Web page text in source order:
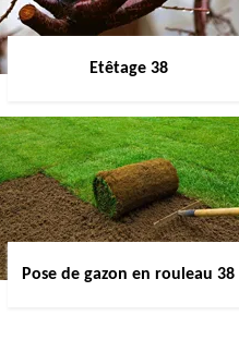
Etêtage 38
Pose de gazon en rouleau 38